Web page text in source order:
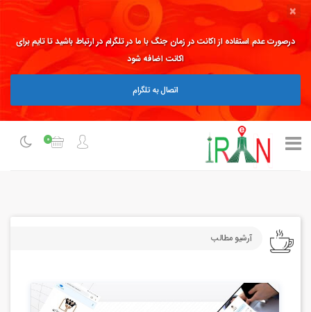
×
درصورت عدم استفاده از اکانت در زمان جنگ با ما در تلگرام در ارتباط باشید تا تایم برای
اکانت اضافه شود
اتصال به تلگرام
0
آرشیو مطالب